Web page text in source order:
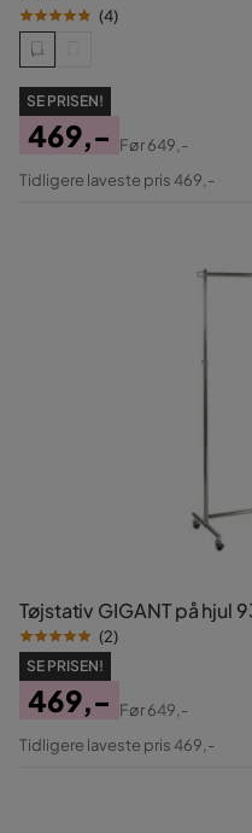
(4)
SE PRISEN!
Pris
469,-
Original
Før649,-
Tidligere laveste pris 469,-
Tøjstativ GIGANT på hjul
(2)
SE PRISEN!
Pris
469,-
Original
Før649,-
Tidligere laveste pris 469,-